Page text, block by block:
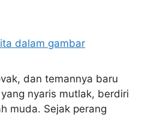
dan temannya baru
nyaris mutlak, berdiri
muda. Sejak perang